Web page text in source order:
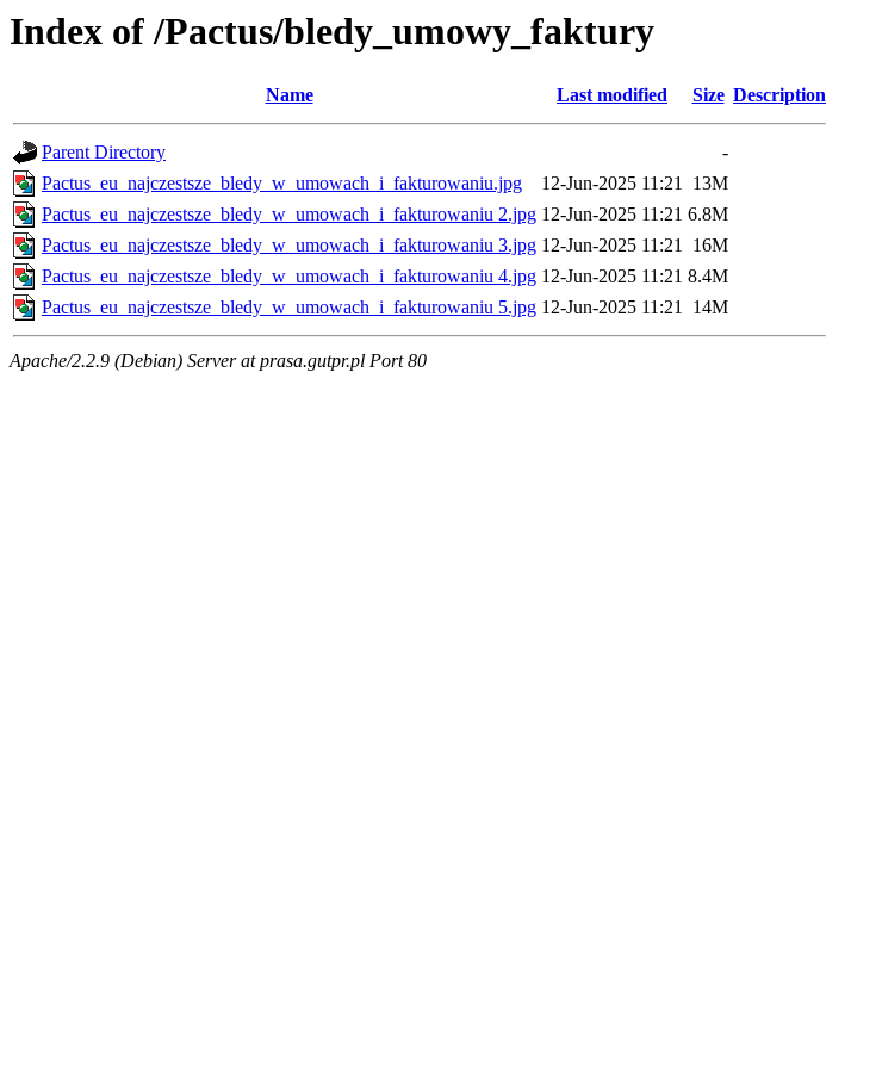
Index of /Pactus/bledy_umowy_faktury
Name Last modified Size Description
Parent Directory
-
Pactus_eu_najczestsze_bledy_w_umowach_i_fakturowaniu.jpg
12-Jun-2025 11:21 13M
Pactus_eu_najczestsze_bledy_w_umowach_i_fakturowaniu 2.jpg 12-Jun-2025 11:21 6.8M
Pactus_eu_najczestsze_bledy_w_umowach_i_fakturowaniu 3.jpg 12-Jun-2025 11:21 16M
Pactus_eu_najczestsze_bledy_w_umowach_i_fakturowaniu 4.jpg 12-Jun-2025 11:21 8.4M
Pactus_eu_najczestsze_bledy_w_umowach_i_fakturowaniu 5.jpg 12-Jun-2025 11:21 14M
Apache/2.2.9 (Debian) Server at prasa.gutpr.pl Port 80